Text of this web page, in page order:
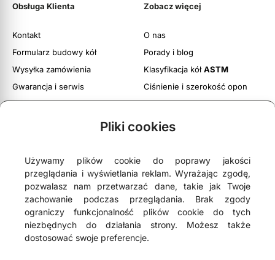
Pliki cookies
Używamy plików cookie do poprawy jakości
przeglądania i wyświetlania reklam. Wyrażając zgodę,
pozwalasz nam przetwarzać dane, takie jak Twoje
zachowanie podczas przeglądania. Brak zgody
ograniczy funkcjonalność plików cookie do tych
niezbędnych do działania strony. Możesz także
dostosować swoje preferencje.
Obsługa Klienta
Kontakt
Formularz budowy kół
Wysyłka zamówienia
Gwarancja i serwis
Obsługa zwrotów
Zobacz więcej
O nas
Porady i blog
Klasyfikacja kółASTM
Ciśnienie i szerokość opon
Regulamin witryny
 4,9- na podstawie75 opinii Google